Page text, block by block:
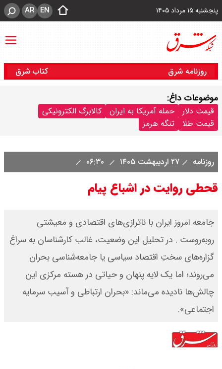
پنجشنبه ۱۵ مرداد ۱۴۰۵ EN
AR
روزنامه شرق کتاب شرق
موضوعات داغ:
قیمت دلار حمله آمریکا به ایران
کالابرگ الکترونیکی
قیمت طلا
تنگه هرمز
روزنامه ۲۷ اردیبهشت ۱۴۰۵
قحطی روایت در اشباع پیام
جامعه امروز ایران با ناترازی‌های اقتصادی و معیشتی
روبه‌روست . در تحلیل این وضعیت، غالب کارشناسان به سراغ
گزاره‌های سختِ اقتصاد سیاسی یا جامعه‌شناسی بحران
می‌روند؛ اما یک لایه پنهان و حیاتی در هسته مرکزی این
چالش‌ها نادیده می‌ماند: «بحران ارتباطی و آسیب سرمایه
اجتماعی».